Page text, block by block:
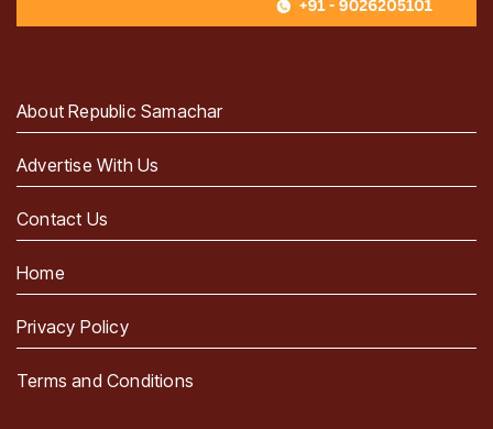
About Republic Samachar
Advertise With Us
Contact Us
Home
Privacy Policy
Terms and Conditions